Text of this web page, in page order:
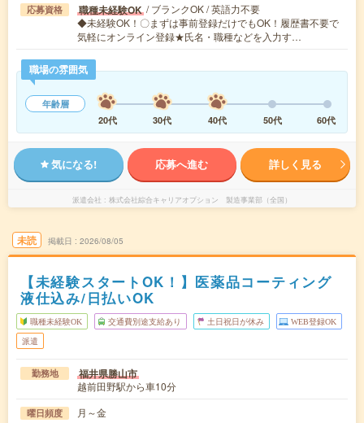
応募資格 職種未経験OK / ブランクOK / 英語力不要
◆未経験OK！〇まずは事前登録だけでもOK！履歴書不要で
気軽にオンライン登録★氏名・職種などを入力す…
職場の雰囲気
年齢層
20代
30代 40代 50代 60代
気になる! 応募へ進む 詳しく見る
派遣会社 株式会社綜合キャリアオプション 製造事業部（全国）
未読 掲載日 2026/08/05
【未経験スタートOK！】医薬品コーティング
液仕込み/日払いOK
職種未経験OK 交通費別途支給あり 土日祝日が休み WEB登録OK
派遣
勤務地 福井県勝山市
越前田野駅から車10分
曜日頻度 月～金